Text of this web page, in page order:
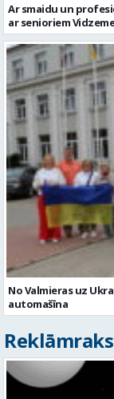
Ar smaidu un
ar senioriem
No Valmieras uz
automašīna